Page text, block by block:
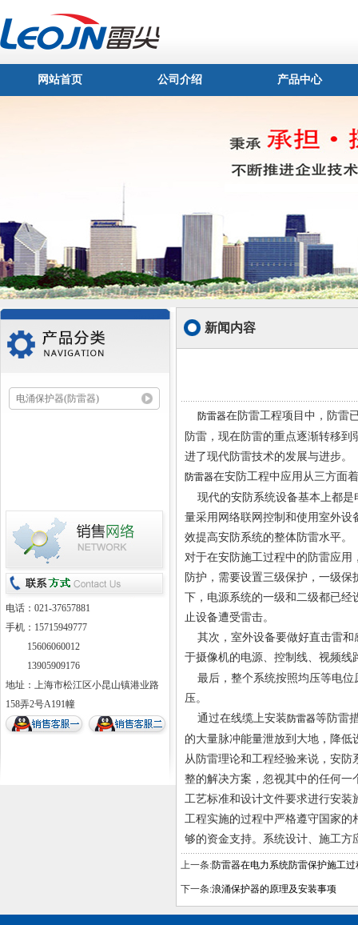
网站首页 公司介绍 产品中心
电涌保护器(防雷器)
电话：021-37657881
手机：15715949777
15606060012
13905909176
地址：上海市松江区小昆山镇港业路
158弄2号A191幢
新闻内容
防雷器在防雷工程项目中，防雷
防雷，现在防雷的重点逐渐转移
进了现代防雷技术的发展与进步。
防雷器在安防工程中应用从三方面
现代的安防系统设备基本上都是
量采用网络联网控制和使用室外
效提高安防系统的整体防雷水平。
对于在安防施工过程中的防雷应
防护，需要设置三级保护，一级保
下，电源系统的一级和二级都已
止设备遭受雷击。
其次，室外设备要做好直击雷和
于摄像机的电源、控制线、视频线
最后，整个系统按照均压等电位
压。
通过在线缆上安装防雷器等防雷
的大量脉冲能量泄放到大地，降
从防雷理论和工程经验来说，安
整的解决方案，忽视其中的任何
工艺标准和设计文件要求进行安
工程实施的过程中严格遵守国家
够的资金支持。系统设计、施工
上一条:防雷器在电力系统防雷保护施工
下一条:浪涌保护器的原理及安装事项